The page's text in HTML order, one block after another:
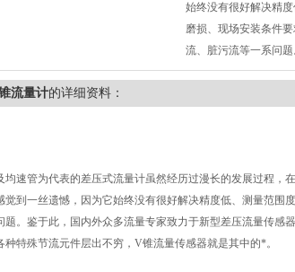
始终没有很好解决精
磨损、现场安装条件
流、脏污流等一系问题
流量计的详细资料：
均速管为代表的差压式流量计虽然经历过漫长的发展过程，
觉到一丝遗憾，因为它始终没有很好解决精度低、测量范围
题。鉴于此，国内外众多流量专家致力于新型差压流量传感
特殊节流元件层出不穷，V锥流量传感器就是其中的*。